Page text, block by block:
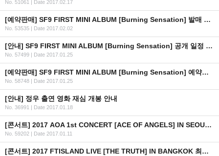
No. 51061 | Date 2017.02.17
[예약판매] SF9 FIRST MINI ALBUM [Burning Sensation] 발매 기념 MD 판매 안내
No. 53535 | Date 2017.02.02
[안내] SF9 FIRST MINI ALBUM [Burning Sensation] 공개 일정 안내
No. 57499 | Date 2017.01.25
[예약판매] SF9 FIRST MINI ALBUM [Burning Sensation] 예약판매 안내
No. 58748 | Date 2017.01.25
[안내] 정우 출연 영화 재심 개봉 안내
No. 36991 | Date 2017.01.18
[콘서트] 2017 AOA 1st CONCERT [ACE OF ANGELS] IN SEOUL 선행 및 일반 예매 안내 (+인증 URL)
No. 59202 | Date 2017.01.11
[콘서트] 2017 FTISLAND LIVE [THE TRUTH] IN BANGKOK 최종 안내